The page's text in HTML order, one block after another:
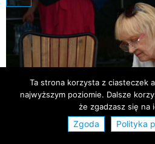
Ta strona korzysta z ciasteczek
najwyższym poziomie. Dalsze
że zgadzasz się na
Zgoda Polityka